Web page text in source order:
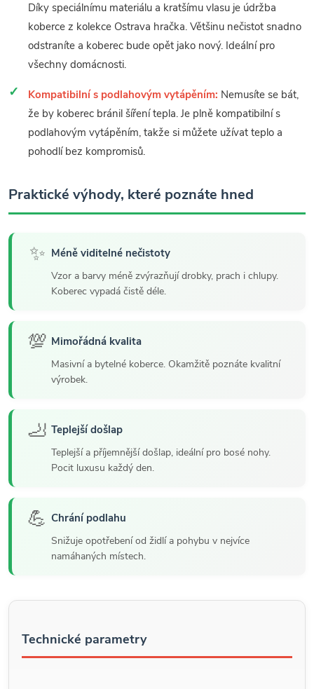
Díky speciálnímu materiálu a kratšímu vlasu je údržba
koberce z kolekce Ostrava hračka. Většinu nečistot snadno
odstraníte a koberec bude opět jako nový. Ideální pro
všechny domácnosti.
Kompatibilní s podlahovým vytápěním: Nemusíte se bát,
že by koberec bránil šíření tepla. Je plně kompatibilní s
podlahovým vytápěním, takže si můžete užívat teplo a
pohodlí bez kompromisů.
Praktické výhody, které poznáte hned
✨ Méně viditelné nečistoty
Vzor a barvy méně zvýrazňují drobky, prach i chlupy.
Koberec vypadá čistě déle.
💯 Mimořádná kvalita
Masivní a bytelné koberce. Okamžitě poznáte kvalitní
výrobek.
🦶 Teplejší došlap
Teplejší a příjemnější došlap, ideální pro bosé nohy.
Pocit luxusu každý den.
💪 Chrání podlahu
Snižuje opotřebení od židlí a pohybu v nejvíce
namáhaných místech.
Technické parametry